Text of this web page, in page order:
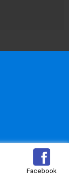
Facebook